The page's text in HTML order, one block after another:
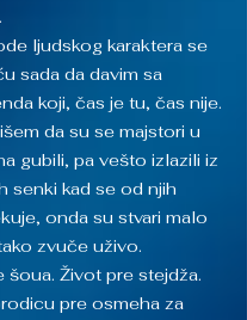
ljudskog karaktera se
sada da davim sa
koji, čas je tu, čas nije.
da su se majstori u
gubili, pa vešto izlazili iz
senki kad se od njih
onda su stvari malo
zvuče uživo.
šoua. Život pre stejdža.
pre osmeha za